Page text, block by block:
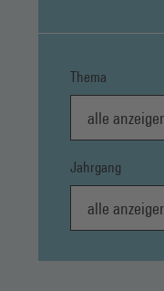
Thema
alle anzeigen
Jahrgang
alle anzeigen